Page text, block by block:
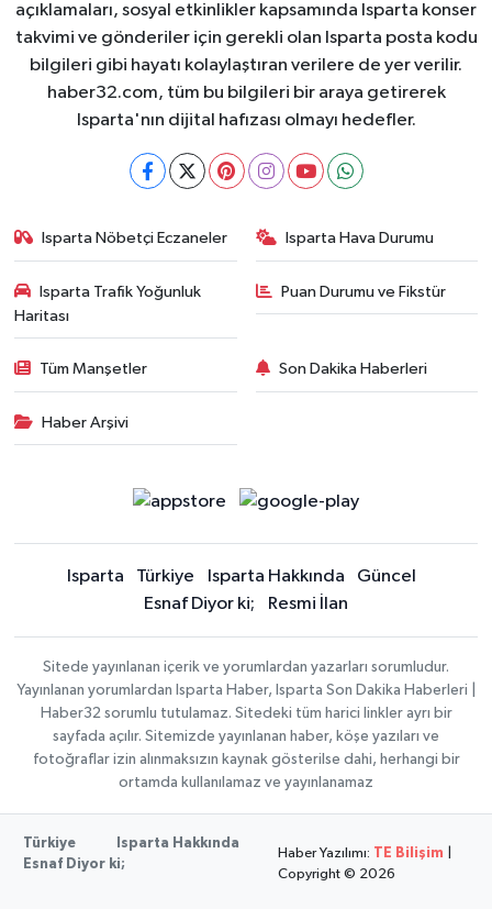
açıklamaları, sosyal etkinlikler kapsamında Isparta konser
takvimi ve gönderiler için gerekli olan Isparta posta kodu
bilgileri gibi hayatı kolaylaştıran verilere de yer verilir.
haber32.com, tüm bu bilgileri bir araya getirerek
Isparta'nın dijital hafızası olmayı hedefler.
Isparta Nöbetçi Eczaneler Isparta Hava Durumu
Isparta Trafik Yoğunluk
Haritası
Puan Durumu ve Fikstür
Tüm Manşetler Son Dakika Haberleri
Haber Arşivi
Isparta Türkiye Isparta Hakkında
Güncel
Esnaf Diyor ki;
Resmi İlan
Sitede yayınlanan içerik ve yorumlardan yazarları sorumludur.
Yayınlanan yorumlardan Isparta Haber, Isparta Son Dakika Haberleri |
Haber32 sorumlu tutulamaz. Sitedeki tüm harici linkler ayrı bir
sayfada açılır. Sitemizde yayınlanan haber, köşe yazıları ve
fotoğraflar izin alınmaksızın kaynak gösterilse dahi, herhangi bir
ortamda kullanılamaz ve yayınlanamaz
Türkiye
Isparta Hakkında
Esnaf Diyor ki;
Haber Yazılımı: TE Bilişim
Copyright © 2026